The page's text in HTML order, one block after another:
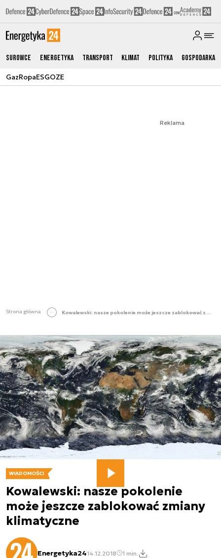
Surowce Energetyka Transport Klimat Polityka Gospodarka
GazRopaESGOZE
Reklama
Strona główna Kowalewski: nasze pokolenie może jeszcze zablokować zmiany klimatyczne
WIADOMOŚCI
Kowalewski: nasze pokolenie
może jeszcze zablokować zmiany
klimatyczne
Energetyka2414.12.2018 1 min.